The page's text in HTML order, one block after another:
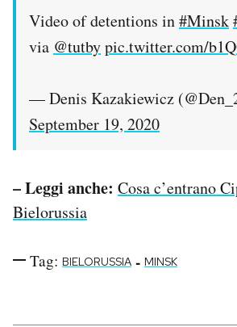
Video of detentions in#Minsk
via @tutbypic.twitter.com/
— Denis Kazakiewicz
September 19, 2020
– Leggi anche: Cosa c’entrano
Bielorussia
Tag: BIELORUSSIA - MINSK